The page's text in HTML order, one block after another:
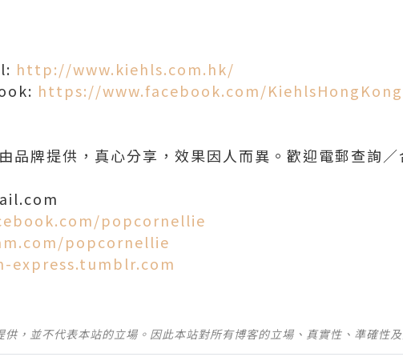
http://www.kiehls.com.hk/
https://www.facebook.com/
品牌提供，真心分享，效果因人而異。歡迎電郵查詢／
popcornellie
popcornellie
供，並不代表本站的立場。因此本站對所有博客的立場、真實性、準確性